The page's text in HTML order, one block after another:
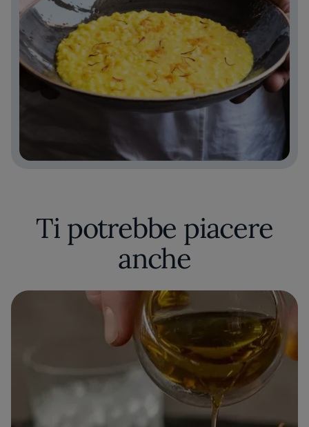
Ti potrebbe piacere
anche